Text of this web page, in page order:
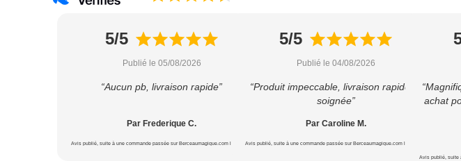
5/5
Publié le 05/08/2026
“Aucun pb, livraison rapide”
Par Frederique C.
Avis publié, suite à une commande passée sur Berceaumagique.com le 20/07/2026
5/5
Publié le 04/08/2026
“Produit impeccable, livraison rapide et
soignée”
Par Caroline M.
Avis publié, suite à une commande passée sur Berceaumagique.com le 22/07/2026
achat
Avis publié, suite